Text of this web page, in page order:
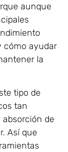
aunque
cómo ayudar
la
tipo de
tan
de
Así que